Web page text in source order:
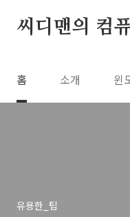
씨디맨의 컴
홈 소개 윈
유용한_팁